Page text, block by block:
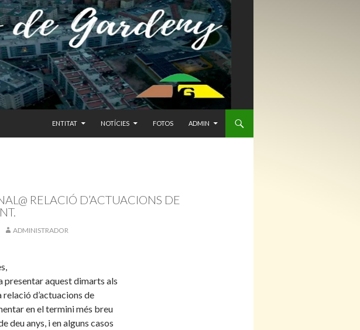
ENTITAT
NOTÍCIES FOTOS ADMIN
RELACIÓ D’ACTUACIONS DE
ADMINISTRADOR
presentar aquest dimarts als
d’actuacions de
en el termini més breu
deu anys, i en alguns casos